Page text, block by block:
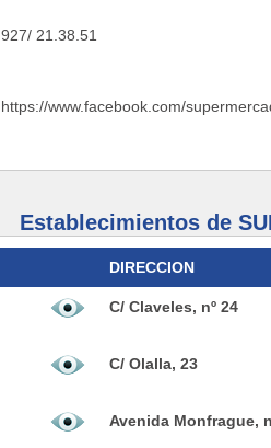
927/ 21.38.51
https://www.facebook.com/
Establecimientos de
DIRECCION
C/ Claveles, nº 24
C/ Olalla, 23
Avenida Monfrague,